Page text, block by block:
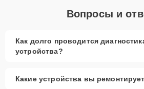
Вопросы и
Как долго проводится
устройства?
Какие устройства вы